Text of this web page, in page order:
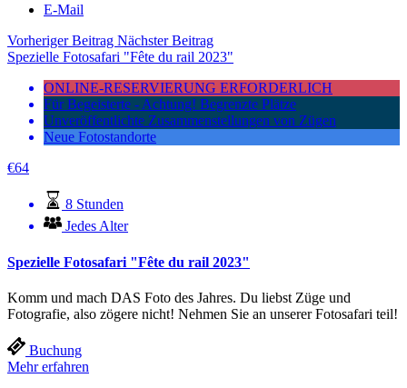
E-Mail
Vorheriger Beitrag Nächster Beitrag
Spezielle Fotosafari "Fête du rail 2023"
ONLINE-RESERVIERUNG ERFORDERLICH
Für Begeisterte - Achtung! Begrenzte Plätze
Unveröffentlichte Zusammenstellungen von Zügen
Neue Fotostandorte
€64
8 Stunden
Jedes Alter
Spezielle Fotosafari "Fête du rail 2023"
Komm und mach DAS Foto des Jahres. Du liebst Züge und
Fotografie, also zögere nicht! Nehmen Sie an unserer Fotosafari teil!
Buchung
Mehr erfahren